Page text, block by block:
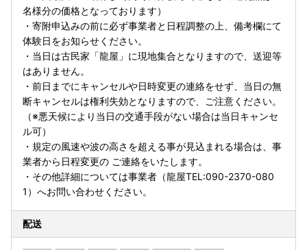
名様分の価格となっております）
・寄附申込みの前に必ず事業者と日程調整の上、備考欄にて
体験日をお知らせください。
・当日は古民家「龍屋」に現地集合となりますので、送迎等
はありません。
・前日までにキャンセルや日時変更の連絡をせず、当日の無
断キャンセルは権利失効となりますので、ご注意ください。
（※悪天候により当日の交通手段がない場合は当日キャンセ
ル可）
・規定の風速や波の高さを超える事が見込まれる場合は、事
業者から日程変更の ご連絡をいたします。
・その他詳細については事業者（龍屋TEL:090-2370-080
1）へお問い合わせください。
配送